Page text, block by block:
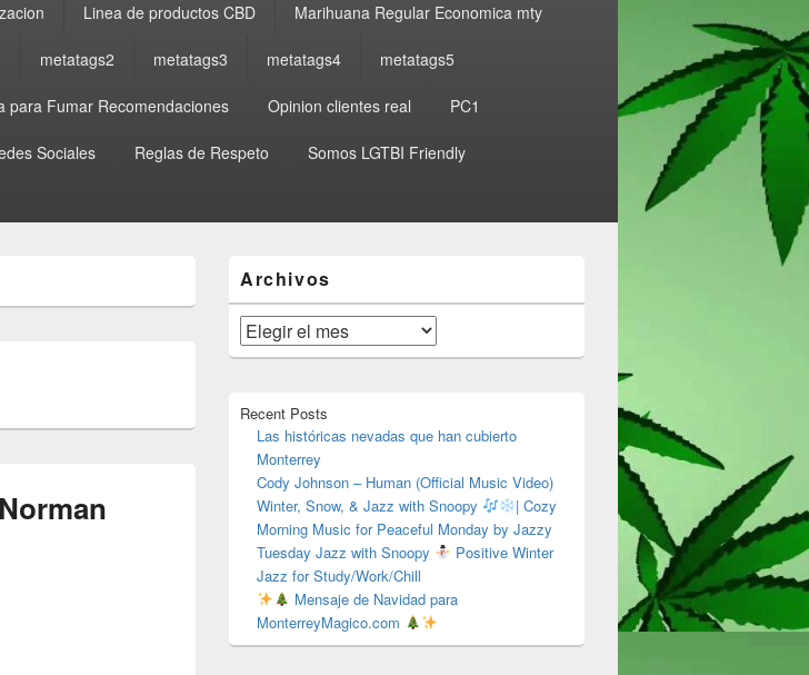
Linea de productos CBD Marihuana Regular Economica mty
metatags2 metatags3 metatags4 metatags5
para Fumar Recomendaciones Opinion clientes real PC1
Sociales Reglas de Respeto Somos LGTBI Friendly
área
de
widget
barra
lateral
Archivos
Archivos
Recent Posts
Las históricas nevadas que han cubierto
Monterrey
Cody Johnson – Human (Official Music Video)
Winter, Snow, & Jazz with Snoopy
| Cozy
Morning Music for Peaceful Monday by Jazzy
Tuesday Jazz with Snoopy
Positive Winter
Jazz for Study/Work/Chill
Mensaje de Navidad para
MonterreyMagico.com